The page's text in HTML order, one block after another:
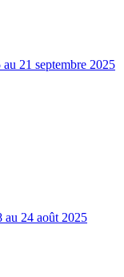
21 septembre 2025
au 24 août 2025